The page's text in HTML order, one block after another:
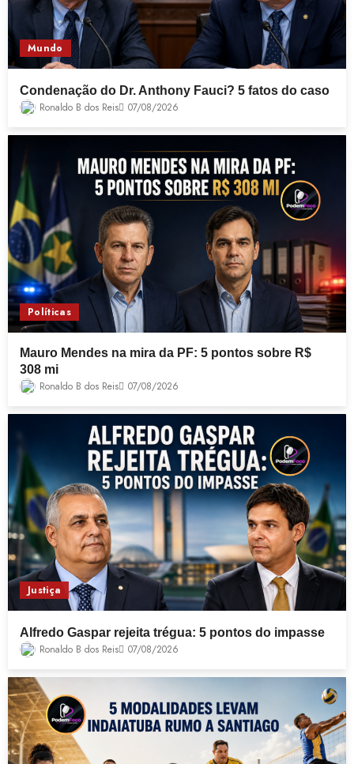
Mundo
Condenação do Dr. Anthony Fauci? 5 fatos do caso
Ronaldo B dos Reis 07/08/2026
Políticas
Mauro Mendes na mira da PF: 5 pontos sobre R$
308 mi
Ronaldo B dos Reis 07/08/2026
Justiça
Alfredo Gaspar rejeita trégua: 5 pontos do impasse
Ronaldo B dos Reis 07/08/2026